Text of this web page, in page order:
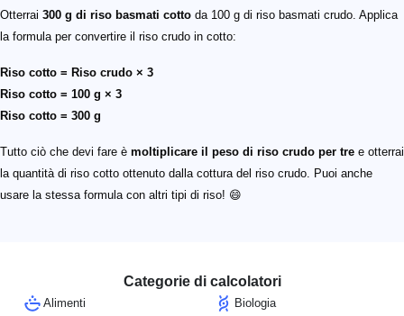
Otterrai 300 g di riso basmati cotto da 100 g di riso basmati crudo. Applica
la formula per convertire il riso crudo in cotto:
Riso cotto = Riso crudo × 3
Riso cotto = 100 g × 3
Riso cotto = 300 g
Tutto ciò che devi fare è moltiplicare il peso di riso crudo per tre e otterrai
la quantità di riso cotto ottenuto dalla cottura del riso crudo. Puoi anche
usare la stessa formula con altri tipi di riso! 😄
Categorie di calcolatori
Alimenti Biologia